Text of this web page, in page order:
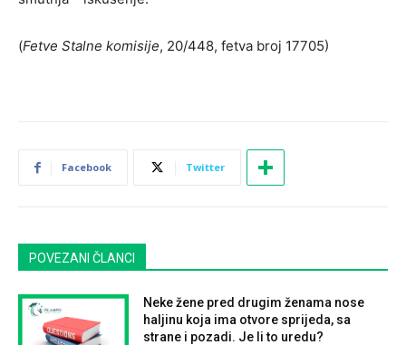
(Fetve Stalne komisije, 20/448, fetva broj 17705)
Facebook Twitter
POVEZANI ČLANCI
Neke žene pred drugim ženama nose
haljinu koja ima otvore sprijeda, sa
strane i pozadi. Je li to uredu?